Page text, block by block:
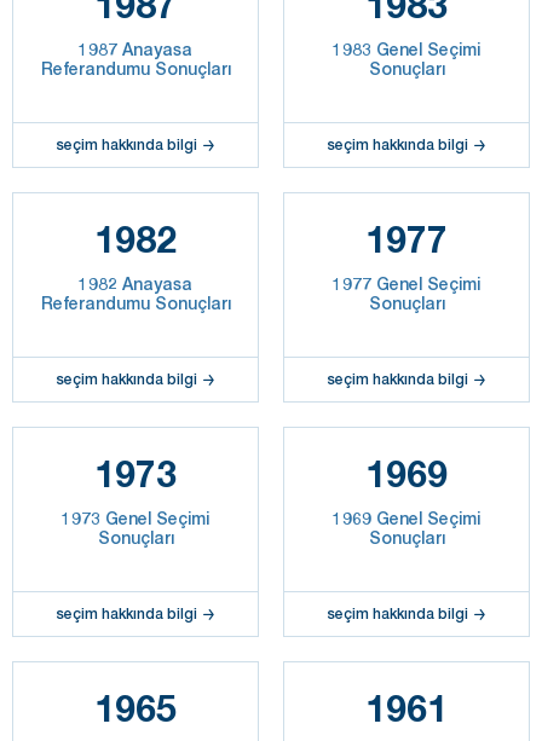
1987 Anayasa
Referandumu Sonuçları
seçim hakkında bilgi
1983 Genel Seçimi
Sonuçları
seçim hakkında bilgi
1982
1982 Anayasa
Referandumu Sonuçları
seçim hakkında bilgi
1977
1977 Genel Seçimi
Sonuçları
seçim hakkında bilgi
1973
1973 Genel Seçimi
Sonuçları
seçim hakkında bilgi
1969
1969 Genel Seçimi
Sonuçları
seçim hakkında bilgi
1965 1961